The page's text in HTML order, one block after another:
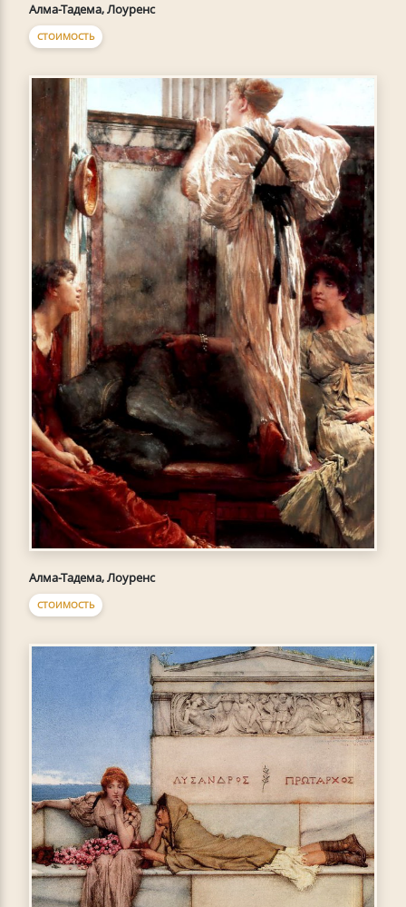
Алма-Тадема, Лоуренс
СТОИМОСТЬ
Алма-Тадема, Лоуренс
СТОИМОСТЬ